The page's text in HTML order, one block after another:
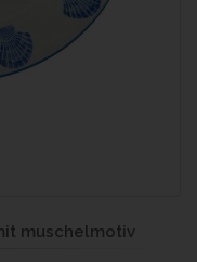
muschelmotiv